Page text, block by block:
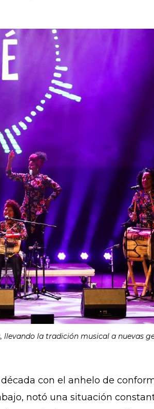
la tradición musical a nuevas
con el anhelo de
notó una situación